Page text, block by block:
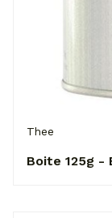
Thee
Boite 125g -